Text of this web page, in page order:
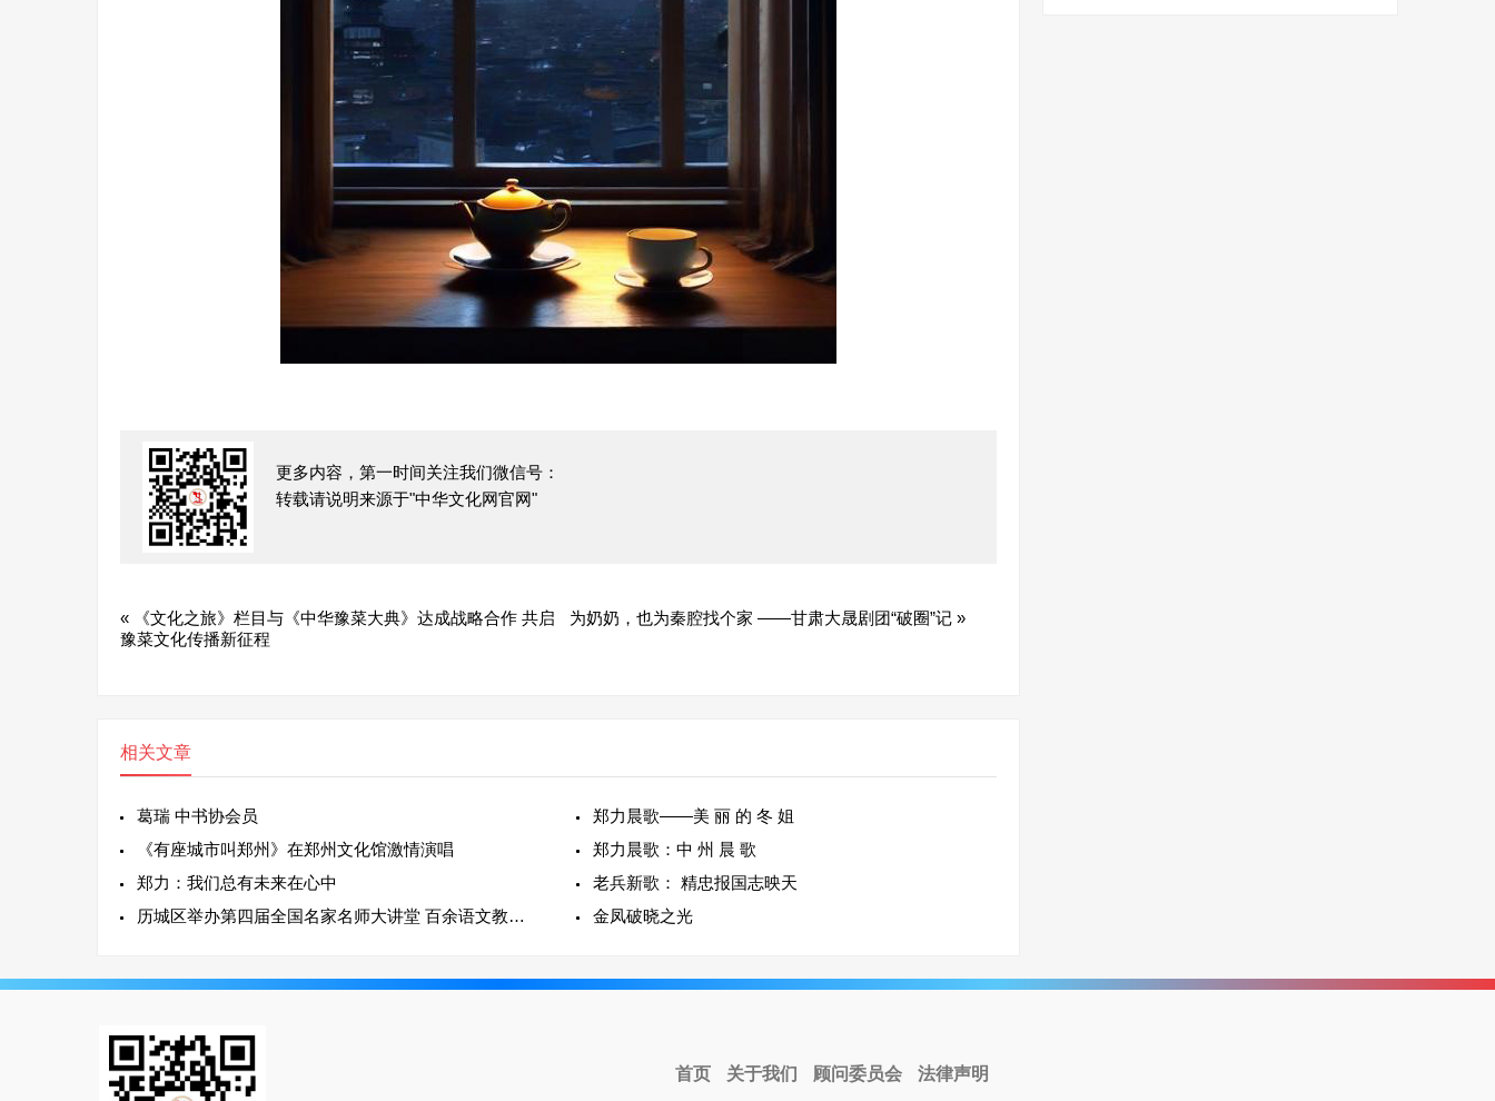
更多内容，第一时间关注我们微信号：
转载请说明来源于"中华文化网官网"
«
《文化之旅》栏目与《中华豫菜大典》达成战略合作 共启
豫菜文化传播新征程
为奶奶，也为秦腔找个家 ——甘肃大晟剧团“破圈”记 »
相关文章
葛瑞 中书协会员
郑力晨歌——美 丽 的 冬 姐
《有座城市叫郑州》在郑州文化馆激情演唱
郑力晨歌：中 州 晨 歌
郑力：我们总有未来在心中
老兵新歌： 精忠报国志映天
历城区举办第四届全国名家名师大讲堂 百余语文教师共探语文之道
金凤破晓之光
首页 关于我们 顾问委员会 法律声明